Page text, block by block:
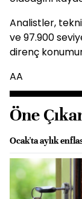
Analistler,
ve 97.900
direnç
AA
Öne
Ocak'ta aylık